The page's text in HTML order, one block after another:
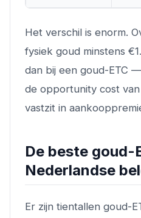
Het verschil is enorm.
fysiek goud minstens
dan bij een goud-ETC
de opportunity cost
vastzit in
De beste goud-
Nederlandse
Er zijn tientallen goud-